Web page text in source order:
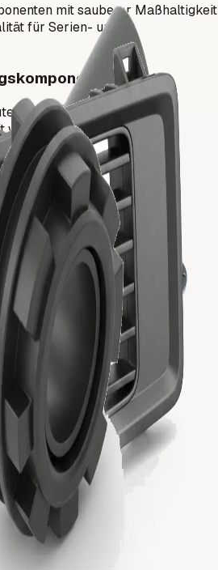
mit sauberer Maßhaltigkeit
für Serien- und
für Interieur- und
wiederholbarer
Funktionsbauteile
für Motorraum,
Systeme.